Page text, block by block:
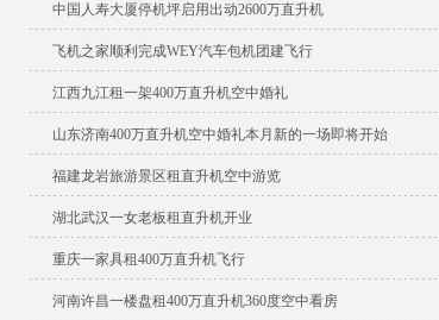
中国人寿大厦停机坪启用出动2600万直升机
飞机之家顺利完成WEY汽车包机团建飞行
江西九江租一架400万直升机空中婚礼
山东济南400万直升机空中婚礼本月新的一场即将开始
福建龙岩旅游景区租直升机空中游览
湖北武汉一女老板租直升机开业
重庆一家具租400万直升机飞行
河南许昌一楼盘租400万直升机360度空中看房